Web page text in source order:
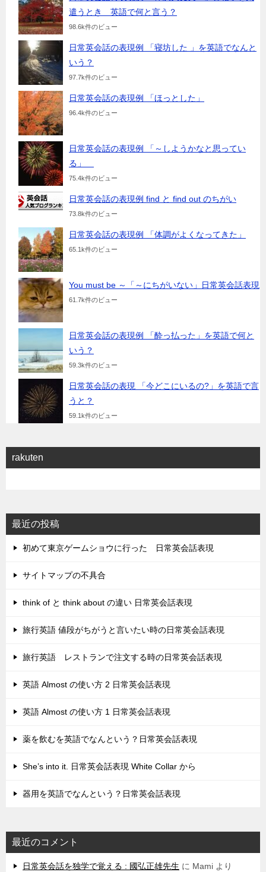
遣うとき 英語で何と言う？
98.6k件のビュー
日常英会話の表現例 「寝坊した 」を英語でなんと
いう？
97.7k件のビュー
日常英会話の表現例 「ほっとした」
96.4k件のビュー
日常英会話の表現例 「～しようかなと思ってい
る」
75.4k件のビュー
日常英会話の表現例 find と find out のちがい
73.8k件のビュー
日常英会話の表現例 「体調がよくなってきた」
65.1k件のビュー
You must be ～「～にちがいない」日常英会話表現
61.7k件のビュー
日常英会話の表現例 「酔っ払った」を英語で何と
いう？
59.3k件のビュー
日常英会話の表現 「今どこにいるの?」を英語で言
うと？
59.1k件のビュー
rakuten
最近の投稿
初めて東京ゲームショウに行った 日常英会話表現
サイトマップの不具合
think of と think about の違い 日常英会話表現
旅行英語 値段がちがうと言いたい時の日常英会話表現
旅行英語 レストランで注文する時の日常英会話表現
英語 Almost の使い方 2 日常英会話表現
英語 Almost の使い方 1 日常英会話表現
薬を飲むを英語でなんという？日常英会話表現
She’s into it. 日常英会話表現 White Collar から
器用を英語でなんという？日常英会話表現
最近のコメント
日常英会話を独学で覚える : 國弘正雄先生 に Mami より